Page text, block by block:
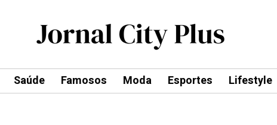
Saúde Famosos Moda Esportes Lifestyle